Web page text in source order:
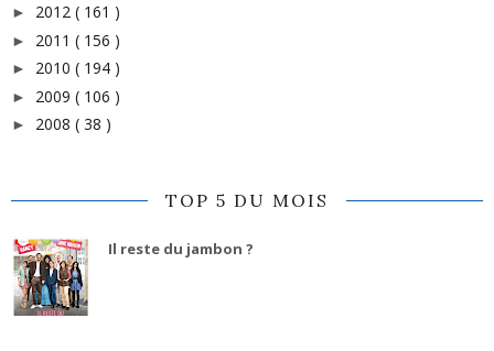
► 2012 ( 161 )
► 2011 ( 156 )
► 2010 ( 194 )
► 2009 ( 106 )
► 2008 ( 38 )
TOP 5 DU MOIS
Il reste du jambon ?